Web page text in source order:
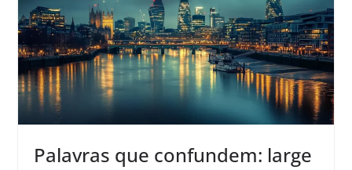
Palavras que confundem: large